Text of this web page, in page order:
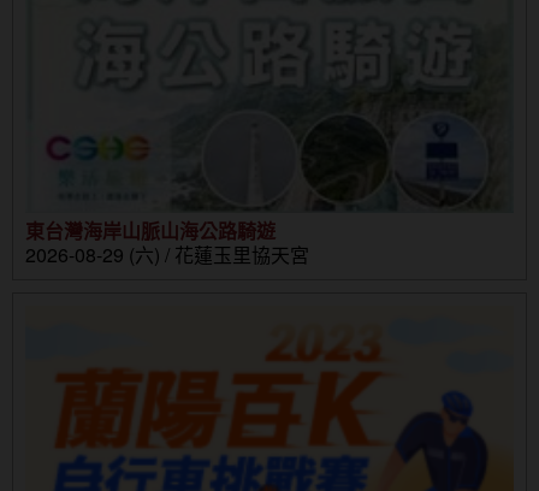
東台灣海岸山脈山海公路騎遊
2026-08-29 (六) / 花蓮玉里協天宮